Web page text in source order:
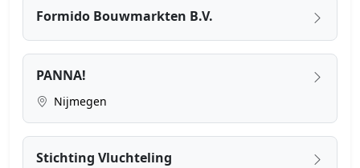
Formido Bouwmarkten B.V.
PANNA!
Nijmegen
Stichting Vluchteling